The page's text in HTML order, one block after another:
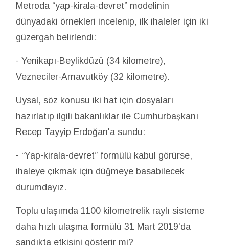
Metroda “yap-kirala-devret” modelinin
dünyadaki örnekleri incelenip, ilk ihaleler için iki
güzergah belirlendi:
- Yenikapı-Beylikdüzü (34 kilometre),
Vezneciler-Arnavutköy (32 kilometre).
Uysal, söz konusu iki hat için dosyaları
hazırlatıp ilgili bakanlıklar ile Cumhurbaşkanı
Recep Tayyip Erdoğan'a sundu:
- “Yap-kirala-devret” formülü kabul görürse,
ihaleye çıkmak için düğmeye basabilecek
durumdayız.
Toplu ulaşımda 1100 kilometrelik raylı sisteme
daha hızlı ulaşma formülü 31 Mart 2019'da
sandıkta etkisini gösterir mi?